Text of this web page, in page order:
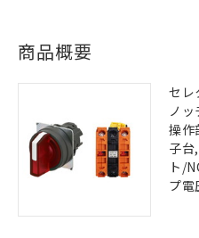
商品概要
セレ
ノ
操作
子台
ト/
プ